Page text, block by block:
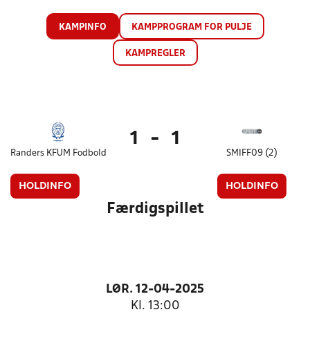
KAMPINFO KAMPPROGRAM FOR PULJE
KAMPREGLER
Randers KFUM Fodbold
HOLDINFO
1 - 1
SMIFF09 (2)
HOLDINFO
Færdigspillet
LØR. 12-04-2025
Kl. 13:00